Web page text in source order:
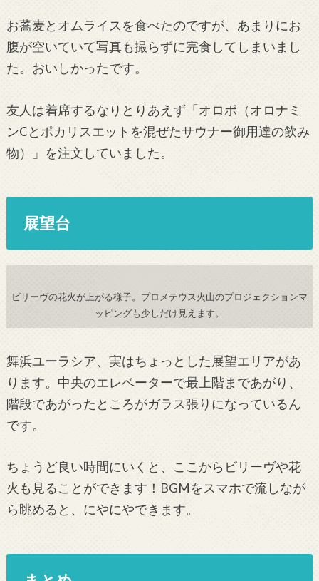
お蕎麦とオムライスを食べたのですが、あまりにお
腹が空いていて写真も撮らずに完食してしまいまし
た。おいしかったです。
友人は着席するなりとりあえず「オロポ（オロナミ
ンCとポカリスエットを混ぜたサウナー御用達の飲み
物）」を注文していました。
展望台
ビリーヴの花火が上がる様子。プロメテウス火山のプロジェクションマ
ッピングも少しだけ見えます。
舞浜ユーラシア、実はちょっとした展望エリアがあ
ります。中央のエレベーターで最上階まであがり、
階段であがったところがガラス張りになっているん
です。
ちょうど良い時間にいくと、ここからビリーヴや花
火も見ることができます！BGMをスマホで流しなが
ら眺めると、にやにやできます。